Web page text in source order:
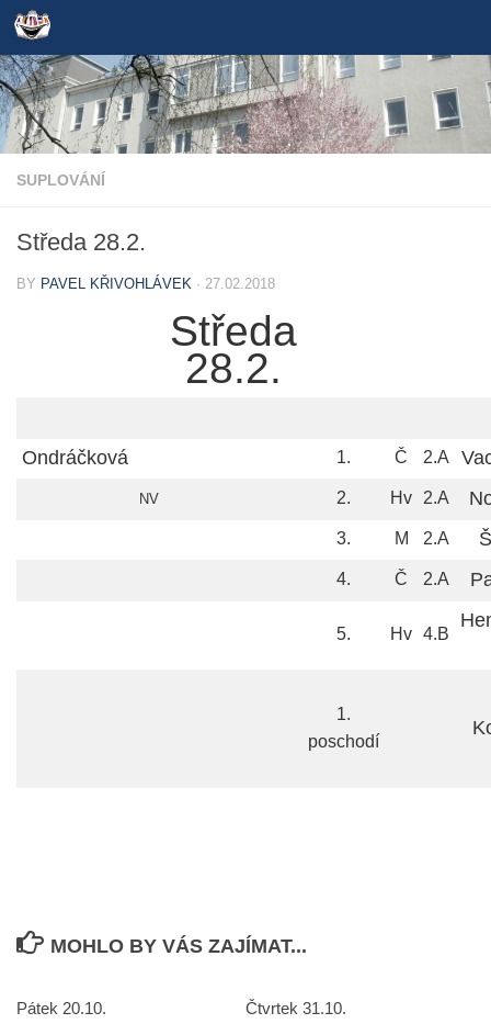
Skip to content
SUPLOVÁNÍ
Středa 28.2.
BY PAVEL KŘIVOHLÁVEK · 27.02.2018
Středa
28.2.
Ondráčková 1. Č 2.A
NV 2. Hv 2.A
3. M 2.A
4. Č 2.A
5. Hv 4.B
1.
poschodí
MOHLO BY VÁS ZAJÍMAT...
Pátek 20.10. Čtvrtek 31.10.